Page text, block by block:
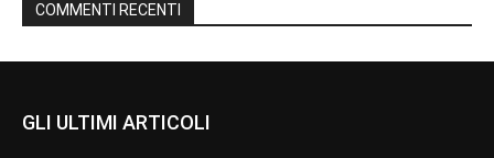
COMMENTI RECENTI
GLI ULTIMI ARTICOLI